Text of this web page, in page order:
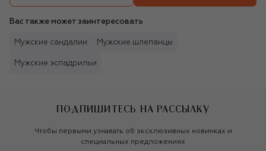
Вас также может заинтересовать
Мужские сандалии Мужские шлепанцы
Мужские эспадрильи
ПОДПИШИТЕСЬ НА РАССЫЛКУ
Чтобы первыми узнавать об эксклюзивных новинках и
специальных предложениях